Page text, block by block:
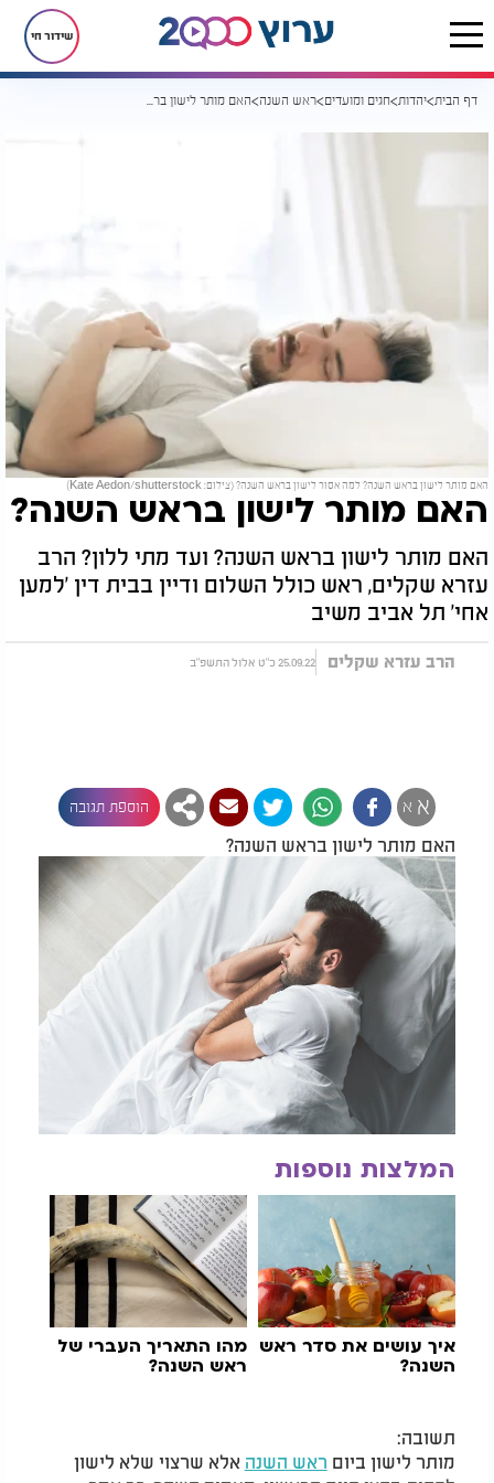
שידור חי
דף הבית יהדות חגים ומועדים ראש השנה האם מותר לישון בראש השנה?
האם מותר לישון בראש השנה? למה אסור לישון בראש השנה? (צילום: Kate Aedon/shutterstock)
האם מותר לישון בראש השנה?
האם מותר לישון בראש השנה? ועד מתי ללון? הרב
עזרא שקלים, ראש כולל השלום ודיין בבית דין 'למען
אחי' תל אביב משיב
הרב עזרא שקלים 25.09.22 כ"ט אלול התשפ"ב
א א הוספת תגובה
האם מותר לישון בראש השנה?
המלצות נוספות
איך עושים את סדר ראש
השנה?
מהו התאריך העברי של
ראש השנה?
תשובה:
מותר לישון ביום ראש השנה אלא שרצוי שלא לישון